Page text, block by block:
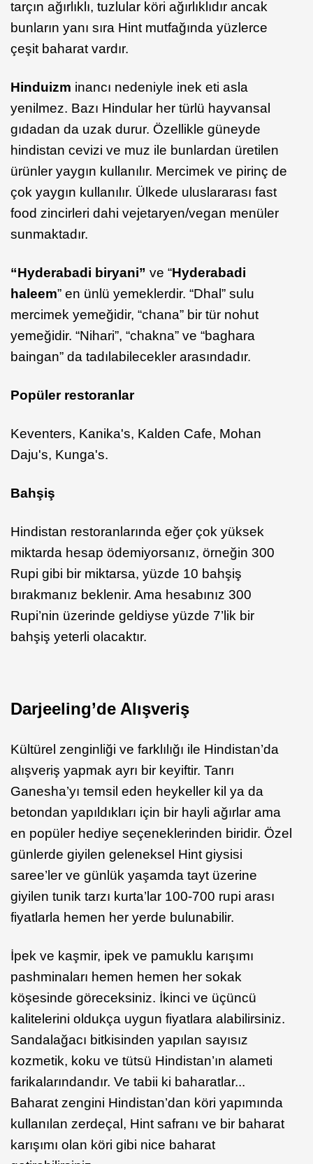
tarçın ağırlıklı, tuzlular köri ağırlıklıdır ancak
bunların yanı sıra Hint mutfağında yüzlerce
çeşit baharat vardır.
Hinduizm inancı nedeniyle inek eti asla
yenilmez. Bazı Hindular her türlü hayvansal
gıdadan da uzak durur. Özellikle güneyde
hindistan cevizi ve muz ile bunlardan üretilen
ürünler yaygın kullanılır. Mercimek ve pirinç de
çok yaygın kullanılır. Ülkede uluslararası fast
food zincirleri dahi vejetaryen/vegan menüler
sunmaktadır.
“Hyderabadi biryani” ve “Hyderabadi
haleem” en ünlü yemeklerdir. “Dhal” sulu
mercimek yemeğidir, “chana” bir tür nohut
yemeğidir. “Nihari”, “chakna” ve “baghara
baingan” da tadılabilecekler arasındadır.
Popüler restoranlar
Keventers, Kanika's, Kalden Cafe, Mohan
Daju's, Kunga's.
Bahşiş
Hindistan restoranlarında eğer çok yüksek
miktarda hesap ödemiyorsanız, örneğin 300
Rupi gibi bir miktarsa, yüzde 10 bahşiş
bırakmanız beklenir. Ama hesabınız 300
Rupi’nin üzerinde geldiyse yüzde 7’lik bir
bahşiş yeterli olacaktır.
Darjeeling’de Alışveriş
Kültürel zenginliği ve farklılığı ile Hindistan’da
alışveriş yapmak ayrı bir keyiftir. Tanrı
Ganesha’yı temsil eden heykeller kil ya da
betondan yapıldıkları için bir hayli ağırlar ama
en popüler hediye seçeneklerinden biridir. Özel
günlerde giyilen geleneksel Hint giysisi
saree’ler ve günlük yaşamda tayt üzerine
giyilen tunik tarzı kurta’lar 100-700 rupi arası
fiyatlarla hemen her yerde bulunabilir.
İpek ve kaşmir, ipek ve pamuklu karışımı
pashminaları hemen hemen her sokak
köşesinde göreceksiniz. İkinci ve üçüncü
kalitelerini oldukça uygun fiyatlara alabilirsiniz.
Sandalağacı bitkisinden yapılan sayısız
kozmetik, koku ve tütsü Hindistan’ın alameti
farikalarındandır. Ve tabii ki baharatlar...
Baharat zengini Hindistan’dan köri yapımında
kullanılan zerdeçal, Hint safranı ve bir baharat
karışımı olan köri gibi nice baharat